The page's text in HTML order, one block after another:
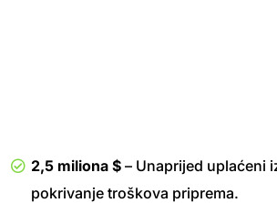
2,5 miliona $ – Unaprijed uplaćeni
pokrivanje troškova priprema.